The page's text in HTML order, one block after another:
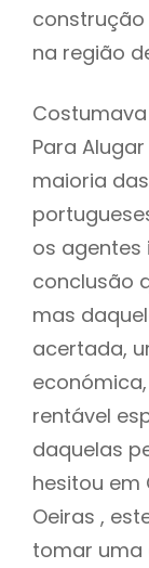
na região
Para
maioria
os agentes
conclusão
mas
acertada,
rentável
daquelas
hesitou em
Oeiras ,
tomar uma